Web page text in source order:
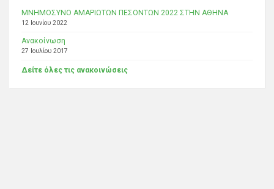
ΜΝΗΜΟΣΥΝΟ ΑΜΑΡΙΩΤΩΝ ΠΕΣΟΝΤΩΝ 2022 ΣΤΗΝ ΑΘΗΝΑ
12 Ιουνίου 2022
Ανακοίνωση
27 Ιουλίου 2017
Δείτε όλες τις ανακοινώσεις